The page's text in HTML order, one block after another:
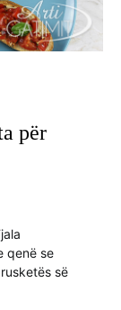
për
qenë se
së